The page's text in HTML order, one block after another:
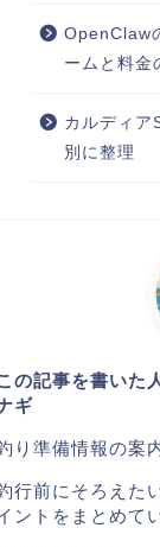
OpenClaw
ームと料金
カルディア
別に整理
の記事を書いた
ギ
り準備情報の案
行前にそろえた
ントをまとめて